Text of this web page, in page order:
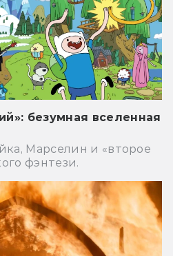
безумная вселенная
Марселин и «второе
фэнтези.